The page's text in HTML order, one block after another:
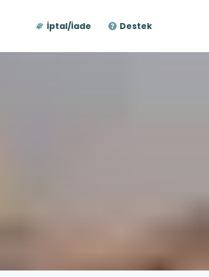
İptal/İade Destek